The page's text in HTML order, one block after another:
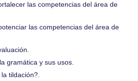
las competencias del área de
las competencias del área de
gramática y sus usos.
tildación?.